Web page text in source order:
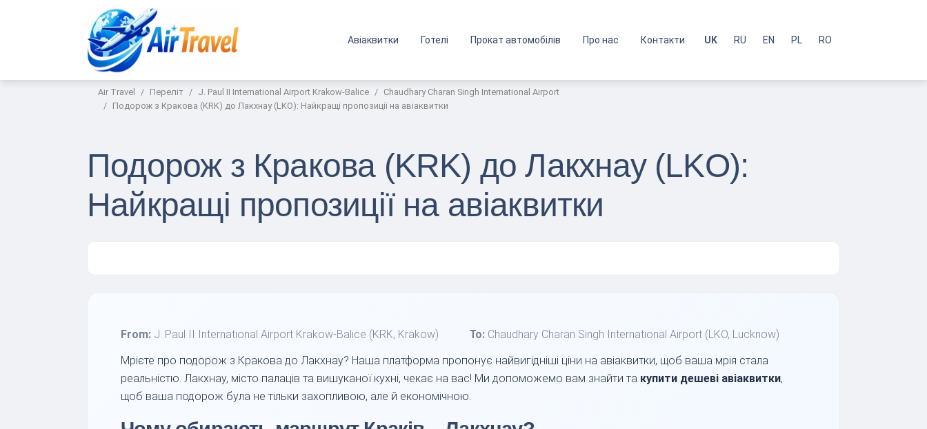
Авіаквитки Готелі Прокат автомобілів Про нас Контакти UK RU EN PL RO
Air Travel Переліт J. Paul II International Airport Krakow-Balice
Chaudhary Charan Singh International Airport
Подорож з Кракова (KRK) до Лакхнау (LKO): Найкращі пропозиції на авіаквитки
Подорож з Кракова (KRK) до Лакхнау (LKO):
Найкращі пропозиції на авіаквитки
From: J. Paul II International Airport Krakow-Balice (KRK, Krakow) To: Chaudhary Charan Singh International Airport (LKO, Lucknow)
Мрієте про подорож з Кракова до Лакхнау? Наша платформа пропонує найвигідніші ціни на авіаквитки, щоб ваша мрія стала
реальністю. Лакхнау, місто палаців та вишуканої кухні, чекає на вас! Ми допоможемо вам знайти та купити дешеві авіаквитки,
щоб ваша подорож була не тільки захопливою, але й економічною.